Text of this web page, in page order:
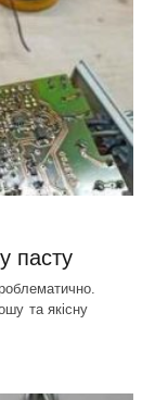
пасту
та якісну